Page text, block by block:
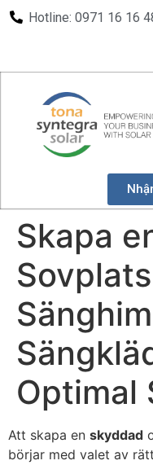
Hotline: 0971 16 16
Skapa
Optimal
Att skapa en skyddad
börjar med valet av